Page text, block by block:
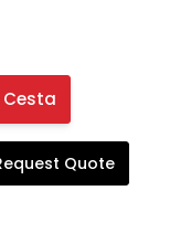
Cesta
Quote